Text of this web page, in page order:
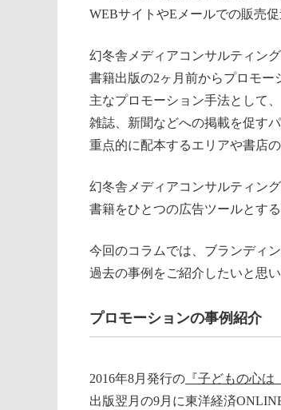
WEBサイトやEメールでの販売
幻冬舎メディアコンサルティング
書籍出版の2ヶ月前からプロモー
主なプロモーション手法として、
雑誌、新聞などへの掲載を促すパ
重点的に配本するエリアや書店
幻冬舎メディアコンサルティン
書籍をひとつの広告ツールとす
今回のコラムでは、ブランディ
過去の事例をご紹介したいと思い
プロモーションの事例紹介
2016年8月発行の 『子どもの心は
出版翌月の9月に東洋経済